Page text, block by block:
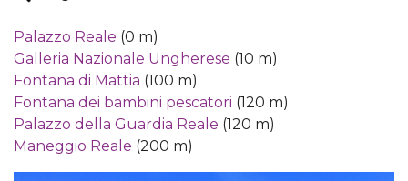
Palazzo Reale (0 m)
Galleria Nazionale Ungherese (10 m)
Fontana di Mattia (100 m)
Fontana dei bambini pescatori (120 m)
Palazzo della Guardia Reale (120 m)
Maneggio Reale (200 m)